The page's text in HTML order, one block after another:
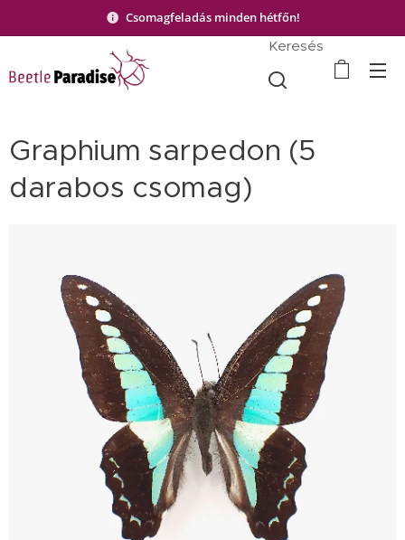
Csomagfeladás minden hétfőn!
Keresés
Graphium sarpedon (5
darabos csomag)